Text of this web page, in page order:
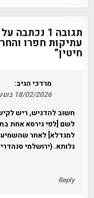
תגובה 1 נכתבה על “
עתיקות חפרו
חיטין”
מרדכיהגיב:
18/02/2026 בשעה 00:34
חשוב להדגיש, ריש
לשם [לפי גירסא אחת
למגדלא] לאחר שהשמיע
גלותא. (ירושלמי
Reply